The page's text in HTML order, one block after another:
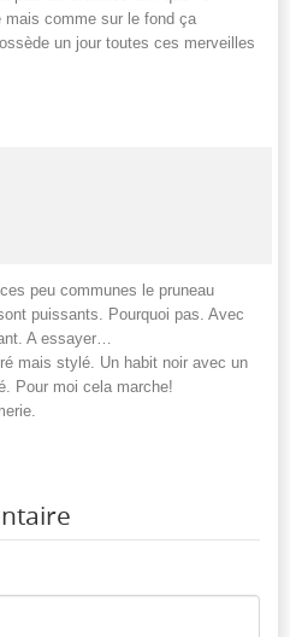
mais comme sur le fond ça
un jour toutes ces merveilles
peu communes le pruneau
puissants. Pourquoi pas. Avec
A essayer…
mais stylé. Un habit noir avec un
Pour moi cela marche!